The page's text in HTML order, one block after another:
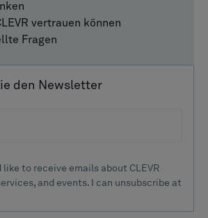
vertrauen können
Fragen
den Newsletter